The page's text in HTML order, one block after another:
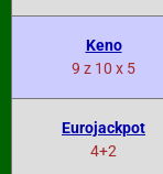
Keno
9 z 10 x 5
Eurojackpot
4+2